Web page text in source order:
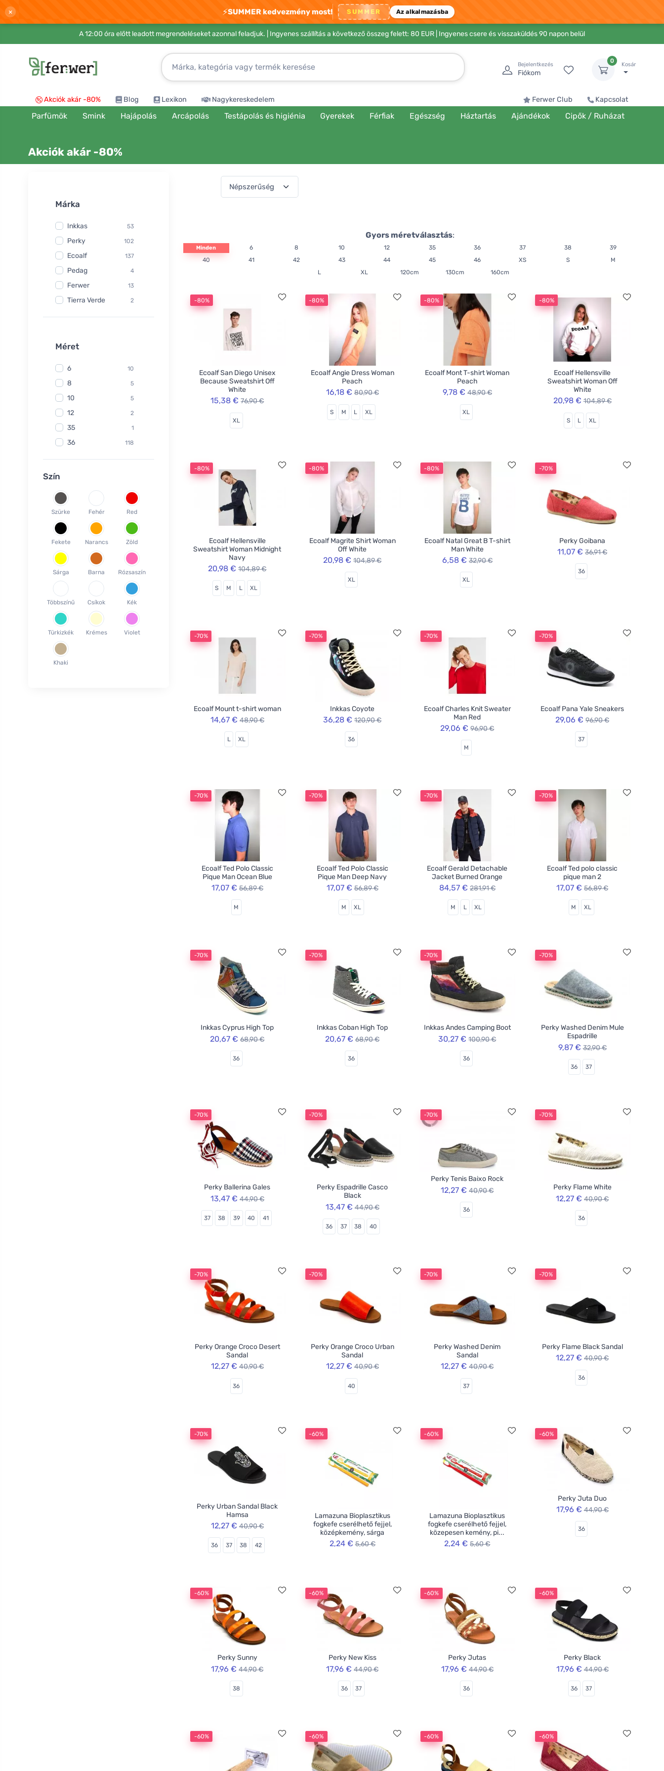
× ⚡SUMMER kedvezmény most! SUMMER Az alkalmazásba
A 12:00 óra előtt leadott megrendeléseket azonnal feladjuk. | Ingyenes szállítás a következő összeg felett: 80 EUR | Ingyenes csere és visszaküldés 90 napon belül
Bejelentkezés
Fiókom
0
Kosár
Akciók akár -80% Blog Lexikon Nagykereskedelem Ferwer Club Kapcsolat
Parfümök Smink Hajápolás Arcápolás Testápolás és higiénia Gyerekek Férfiak Egészség Háztartás Ajándékok Cipők / Ruházat
Akciók akár -80%
Márka
Inkkas 53
Perky 102
Ecoalf 137
Pedag 4
Ferwer 13
Tierra Verde 2
Watersavers
Yuuki
Officina Naturae 6
OnlyBio 1
Endles by Econea 3
Pinke Welle 3
1
Jack n Jill 35
5
1
Circular Cup 1
Neobotanics 17
Méret
6 10
8 5
10 5
12 2
35 1
36 118
37
40 58
41
42 35
43 26
44
45 18
46
XS 3
S
M 39
L
XL
Szín
Szürke Fehér Red
Fekete Narancs Zöld
Sárga Barna Rózsaszín
Többszínű Csíkok Kék
Türkizkék Krémes Violet
Khaki
Gyors méretválasztás:
Minden 6 8 10 12 35 36 37 38
39
40
41 42 43 44 45 46 XS S
M
L
XL 120cm 130cm 160cm
-80%
Ecoalf San Diego Unisex
Because Sweatshirt Off
White
15,38 € 76,90 €
XL
-80%
Ecoalf Angie Dress Woman
Peach
16,18 € 80,90 €
S M L XL
-80%
Ecoalf Mont T-shirt Woman
Peach
9,78 € 48,90 €
XL
-80%
Ecoalf Hellensville
Sweatshirt Woman Off
White
20,98 € 104,89 €
S L XL
-80%
Ecoalf Hellensville
Sweatshirt Woman Midnight
Navy
20,98 € 104,89 €
S M L XL
-80%
Ecoalf Magrite Shirt Woman
Off White
20,98 € 104,89 €
XL
-80%
Ecoalf Natal Great B T-shirt
Man White
6,58 € 32,90 €
XL
-70%
Perky Goibana
11,07 € 36,91 €
36
-70%
Ecoalf Mount t-shirt woman
14,67 € 48,90 €
L XL
-70%
Inkkas Coyote
36,28 € 120,90 €
36
-70%
Ecoalf Charles Knit Sweater
Man Red
29,06 € 96,90 €
M
-70%
Ecoalf Pana Yale Sneakers
29,06 € 96,90 €
37
-70%
Ecoalf Ted Polo Classic
Pique Man Ocean Blue
17,07 € 56,89 €
M
-70%
Ecoalf Ted Polo Classic
Pique Man Deep Navy
17,07 € 56,89 €
M XL
-70%
Ecoalf Gerald Detachable
Jacket Burned Orange
84,57 € 281,91 €
M L XL
-70%
Ecoalf Ted polo classic
pique man 2
17,07 € 56,89 €
M XL
-70%
Inkkas Cyprus High Top
20,67 € 68,90 €
36
-70%
Inkkas Coban High Top
20,67 € 68,90 €
36
-70%
Inkkas Andes Camping Boot
30,27 € 100,90 €
36
-70%
Perky Washed Denim Mule
Espadrille
9,87 € 32,90 €
36 37
-70%
Perky Ballerina Gales
13,47 € 44,90 €
37 38 39 40 41
-70%
Perky Espadrille Casco
Black
13,47 € 44,90 €
36 37 38 40
-70%
Perky Tenis Baixo Rock
12,27 € 40,90 €
36
-70%
Perky Flame White
12,27 € 40,90 €
36
-70%
Perky Orange Croco Desert
Sandal
12,27 € 40,90 €
36
-70%
Perky Orange Croco Urban
Sandal
12,27 € 40,90 €
40
-70%
Perky Washed Denim
Sandal
12,27 € 40,90 €
37
-70%
Perky Flame Black Sandal
12,27 € 40,90 €
36
-70%
Perky Urban Sandal Black
Hamsa
12,27 € 40,90 €
36 37 38 42
-60%
Lamazuna Bioplasztikus
fogkefe cserélhető fejjel,
középkemény, sárga
2,24 € 5,60 €
-60%
Lamazuna Bioplasztikus
fogkefe cserélhető fejjel,
közepesen kemény, pi...
2,24 € 5,60 €
-60%
Perky Juta Duo
17,96 € 44,90 €
36
-60%
Perky Sunny
17,96 € 44,90 €
38
-60%
Perky New Kiss
17,96 € 44,90 €
36 37
-60%
Perky Jutas
17,96 € 44,90 €
36
-60%
Perky Black
17,96 € 44,90 €
36 37
-60% -60% -60% -60%